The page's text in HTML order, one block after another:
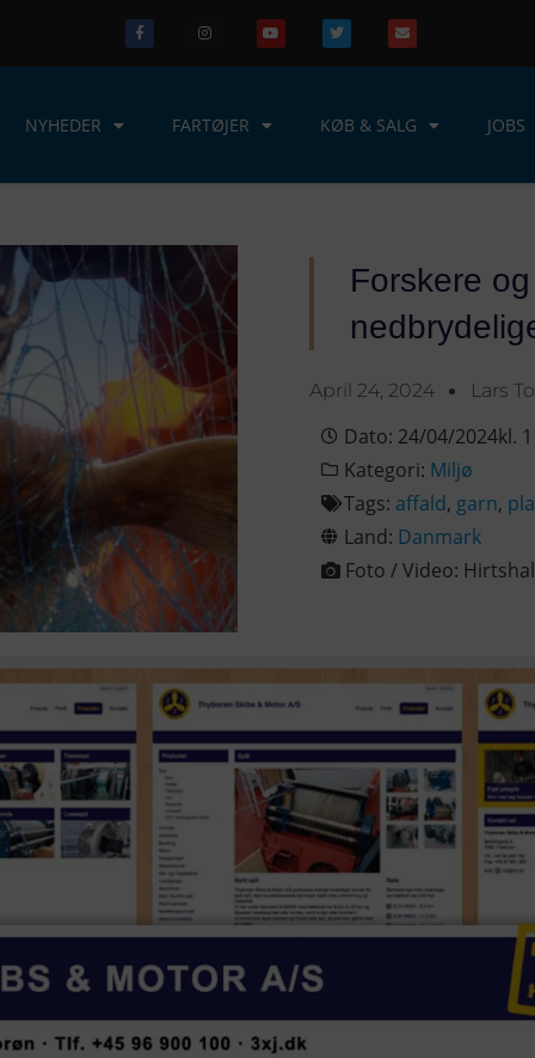
NYHEDER FARTØJER KØB & SALG JOBS
Forskere
April 24, 2024 Lars
Dato: 24/04/2024kl.
Kategori: Miljø
Tags: affald, garn,
Land: Danmark
Foto / Video: